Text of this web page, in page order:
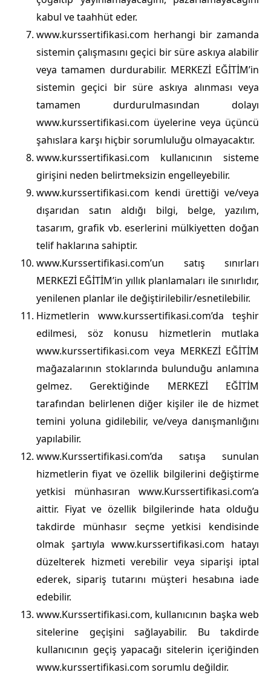
kabul ve taahhüt eder.
www.kurssertifikasi.com herhangi bir zamanda
sistemin çalışmasını geçici bir süre askıya alabilir
veya tamamen durdurabilir. MERKEZİ EĞİTİM’in
sistemin geçici bir süre askıya alınması veya
tamamen durdurulmasından dolayı
www.kurssertifikasi.com üyelerine veya üçüncü
şahıslara karşı hiçbir sorumluluğu olmayacaktır.
www.kurssertifikasi.com kullanıcının sisteme
girişini neden belirtmeksizin engelleyebilir.
www.kurssertifikasi.com kendi ürettiği ve/veya
dışarıdan satın aldığı bilgi, belge, yazılım,
tasarım, grafik vb. eserlerini mülkiyetten doğan
telif haklarına sahiptir.
www.Kurssertifikasi.com’un satış sınırları
MERKEZİ EĞİTİM’in yıllık planlamaları ile sınırlıdır,
yenilenen planlar ile değiştirilebilir/esnetilebilir.
Hizmetlerin www.kurssertifikasi.com’da teşhir
edilmesi, söz konusu hizmetlerin mutlaka
www.kurssertifikasi.com veya MERKEZİ EĞİTİM
mağazalarının stoklarında bulunduğu anlamına
gelmez. Gerektiğinde MERKEZİ EĞİTİM
tarafından belirlenen diğer kişiler ile de hizmet
temini yoluna gidilebilir, ve/veya danışmanlığını
yapılabilir.
www.Kurssertifikasi.com’da satışa sunulan
hizmetlerin fiyat ve özellik bilgilerini değiştirme
yetkisi münhasıran www.Kurssertifikasi.com’a
aittir. Fiyat ve özellik bilgilerinde hata olduğu
takdirde münhasır seçme yetkisi kendisinde
olmak şartıyla www.kurssertifikasi.com hatayı
düzelterek hizmeti verebilir veya siparişi iptal
ederek, sipariş tutarını müşteri hesabına iade
edebilir.
www.Kurssertifikasi.com, kullanıcının başka web
sitelerine geçişini sağlayabilir. Bu takdirde
kullanıcının geçiş yapacağı sitelerin içeriğinden
www.kurssertifikasi.com sorumlu değildir.